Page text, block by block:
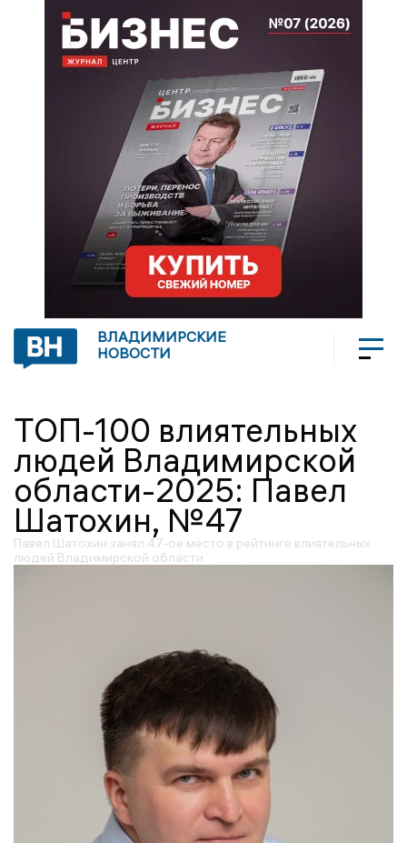
ВЛАДИМИРСКИЕ
НОВОСТИ
ТОП-100 влиятельных
людей Владимирской
области-2025: Павел
Шатохин, №47
Павел Шатохин занял 47-ое место в рейтинге влиятельных
людей Владимирской области